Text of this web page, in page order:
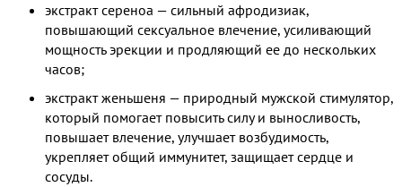
экстракт сереноа — сильный афродизиак,
повышающий сексуальное влечение, усиливающий
мощность эрекции и продляющий ее до нескольких
часов;
экстракт женьшеня — природный мужской стимулятор,
который помогает повысить силу и выносливость,
повышает влечение, улучшает возбудимость,
укрепляет общий иммунитет, защищает сердце и
сосуды.